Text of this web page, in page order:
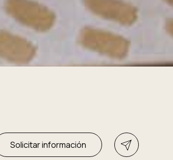
Solicitar información